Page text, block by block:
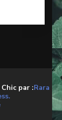
par :Rara